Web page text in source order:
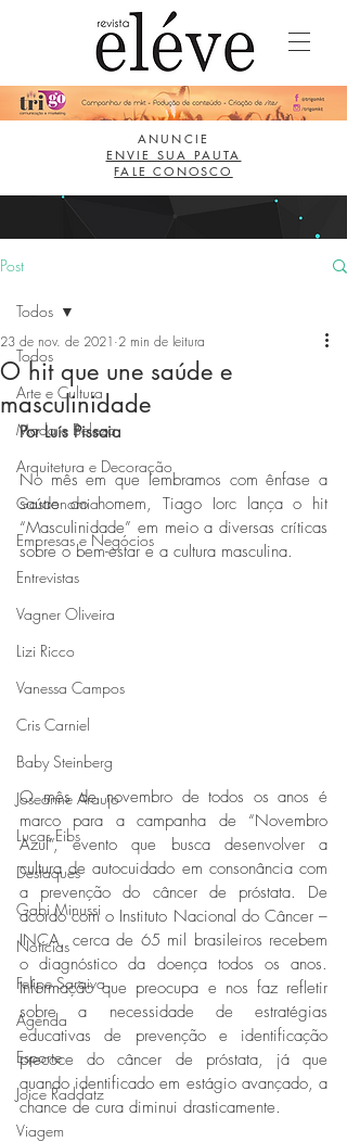
ANUNCIE
ENVIE SUA PAUTA
FALE CONOSCO
Post
Todos
Arte e Cultura
Moda e Beleza
Arquitetura e Decoração
Gastronomia
Empresas e Negócios
Entrevistas
Vagner Oliveira
Lizi Ricco
Vanessa Campos
Cris Carniel
Baby Steinberg
Joseanne Araujo
Lucas Eibs
Destaques
Gabi Minussi
Notícias
Felipe Saraiva
Agenda
Esporte
Joice Raddatz
Viagem
Todos
O hit que une saúde e
masculinidade
23 de nov. de 2021 2 min de leitura
Por Luís Pissaia
No mês em que lembramos com ênfase a
saúde do homem, Tiago Iorc lança o hit
“Masculinidade” em meio a diversas críticas
sobre o bem-estar e a cultura masculina.
O mês de novembro de todos os anos é
marco para a campanha de “Novembro
Azul”, evento que busca desenvolver a
cultura de autocuidado em consonância com
a prevenção do câncer de próstata. De
acordo com o Instituto Nacional do Câncer –
INCA, cerca de 65 mil brasileiros recebem
o diagnóstico da doença todos os anos.
Informação que preocupa e nos faz refletir
sobre a necessidade de estratégias
educativas de prevenção e identificação
precoce do câncer de próstata, já que
quando identificado em estágio avançado, a
chance de cura diminui drasticamente.